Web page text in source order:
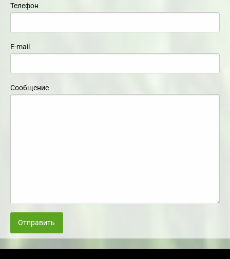
Телефон
E-mail
Сообщение
Отправить